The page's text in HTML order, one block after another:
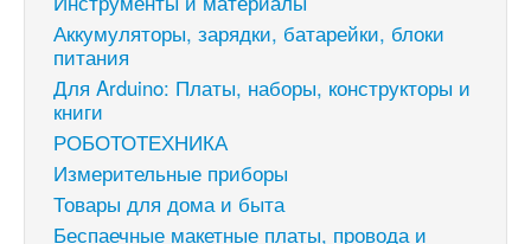
Аккумуляторы, зарядки, батарейки, блоки
питания
Для Arduino: Платы, наборы, конструкторы и
книги
РОБОТОТЕХНИКА
Измерительные приборы
Товары для дома и быта
Беспаечные макетные платы, провода и